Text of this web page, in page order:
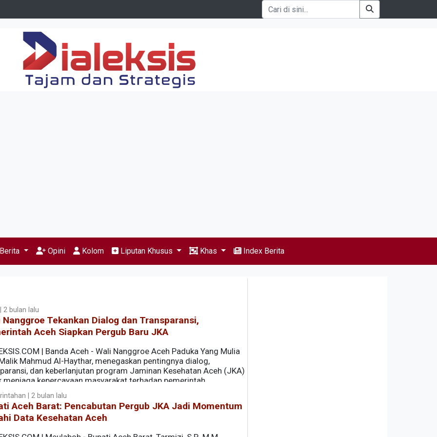
Berita Opini Kolom Liputan Khusus Khas Index Berita
2 bulan lalu
Nanggroe Tekankan Dialog dan Transparansi,
Aceh Siapkan Pergub Baru JKA
| Banda Aceh - Wali Nanggroe Aceh Paduka Yang Mulia
Mahmud Al-Haythar, menegaskan pentingnya dialog,
dan keberlanjutan program Jaminan Kesehatan Aceh (JKA)
menjaga kepercayaan masyarakat terhadap pemerintah.
| 2 bulan lalu
Aceh Barat: Pencabutan Pergub JKA Jadi Momentum
Data Kesehatan Aceh